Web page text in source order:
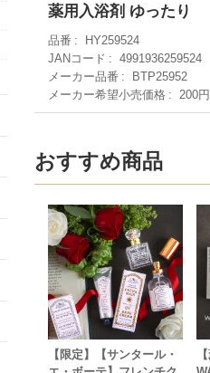
薬用入浴剤 ゆったり
品番
HY259524
JANコード
4991936259524
メーカー品番
BTP25952
メーカー希望小売価格
200円
おすすめ商品
【限定】【サンタール・